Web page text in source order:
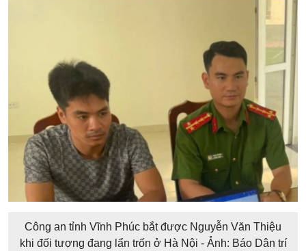
Công an tỉnh Vĩnh Phúc bắt được Nguyễn Văn Thiệu
khi đối tượng đang lẩn trốn ở Hà Nội - Ảnh: Báo Dân trí